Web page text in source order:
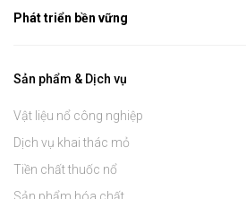
Phát triển bền vững
Sản phẩm & Dịch vụ
Vật liệu nổ công nghiệp
Dịch vụ khai thác mỏ
Tiền chất thuốc nổ
Sản phẩm hóa chất